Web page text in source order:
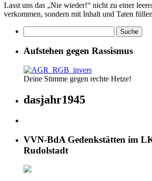
Lasst uns das „Nie wieder!“ nicht zu einer
verkommen, sondern mit Inhalt und Taten
Aufstehen gegen Rassismus
Deine Stimme gegen rechte Hetze!
dasjahr1945
VVN-BdA Gedenkstätten im
Rudolstadt